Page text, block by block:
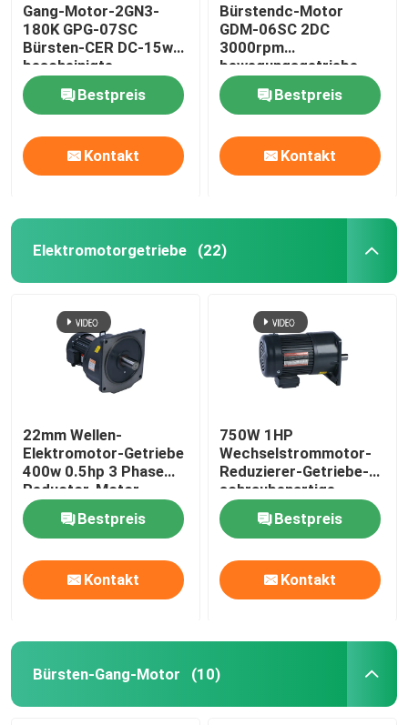
Gang-Motor-2GN3-
180K GPG-07SC
Bürsten-CER DC-15w
bescheinigte
Bestpreis
Kontakt
Bürstendc-Motor
GDM-06SC 2DC
3000rpm
bewegungsgetriebe-
DC-10w
Bestpreis
Kontakt
Elektromotorgetriebe (22)
22mm Wellen-
Elektromotor-Getriebe
400w 0.5hp 3 Phase
Reductor-Motor
Bestpreis
Kontakt
750W 1HP
Wechselstrommotor-
Reduzierer-Getriebe-
schraubenartige
übersetzende
AnordnungBestpreis
Kontakt
Bürsten-Gang-Motor (10)